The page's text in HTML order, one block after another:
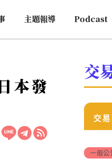
主題報導 Podcast
本發
交
交
一般公